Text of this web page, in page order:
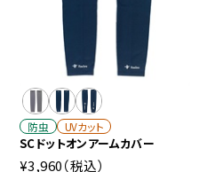
防虫 UVカット
SCドットオンアームカバー
¥3,960（税込）